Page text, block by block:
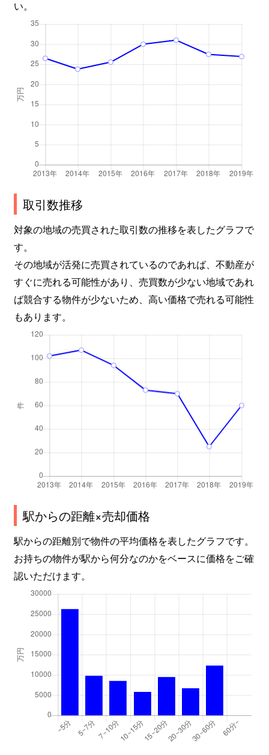
い。
取引数推移
対象の地域の売買された取引数の推移を表したグラフで
す。
その地域が活発に売買されているのであれば、不動産が
すぐに売れる可能性があり、売買数が少ない地域であれ
ば競合する物件が少ないため、高い価格で売れる可能性
もあります。
駅からの距離×売却価格
駅からの距離別で物件の平均価格を表したグラフです。
お持ちの物件が駅から何分なのかをベースに価格をご確
認いただけます。